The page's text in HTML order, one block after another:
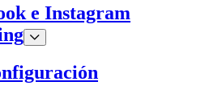
e Instagram